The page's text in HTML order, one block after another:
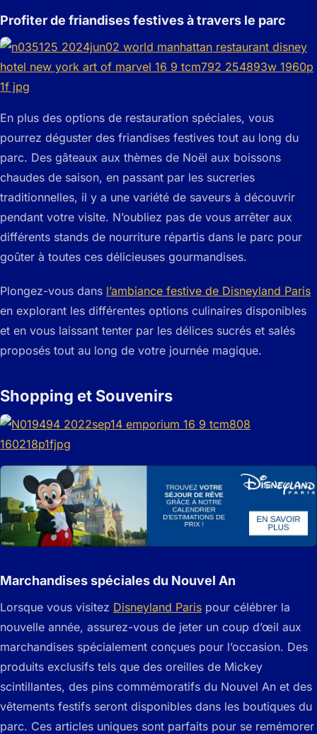
Profiter de friandises festives à travers le parc
En plus des options de restauration spéciales, vous
pourrez déguster des friandises festives tout au long du
parc. Des gâteaux aux thèmes de Noël aux boissons
chaudes de saison, en passant par les sucreries
traditionnelles, il y a une variété de saveurs à découvrir
pendant votre visite. N’oubliez pas de vous arrêter aux
différents stands de nourriture répartis dans le parc pour
goûter à toutes ces délicieuses gourmandises.
Plongez-vous dans l’ambiance festive de Disneyland Paris
en explorant les différentes options culinaires disponibles
et en vous laissant tenter par les délices sucrés et salés
proposés tout au long de votre journée magique.
Shopping et Souvenirs
Marchandises spéciales du Nouvel An
Lorsque vous visitez Disneyland Paris pour célébrer la
nouvelle année, assurez-vous de jeter un coup d’œil aux
marchandises spécialement conçues pour l’occasion. Des
produits exclusifs tels que des oreilles de Mickey
scintillantes, des pins commémoratifs du Nouvel An et des
vêtements festifs seront disponibles dans les boutiques du
parc. Ces articles uniques sont parfaits pour se remémorer